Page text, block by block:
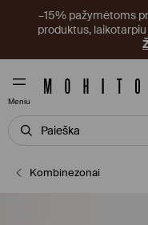
–15% pažymėtoms
produktus,
Meniu
Kombinezonai